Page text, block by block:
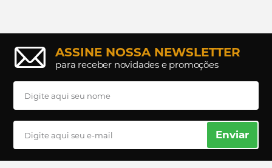
ASSINE NOSSA NEWSLETTER
para receber novidades e promoções
Enviar